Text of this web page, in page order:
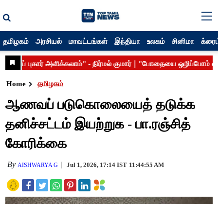
தமிழகம் அரசியல் மாவட்டங்கள் இந்தியா உலகம் சினிமா
Home தமிழகம்
ஆணவப் படுகொலையைத் தடுக்க
தனிச்சட்டம் இயற்றுக - பா.ரஞ்சித்
கோரிக்கை
By AISHWARYA G Jul 1, 2026, 17:14 IST 11:44:55 AM